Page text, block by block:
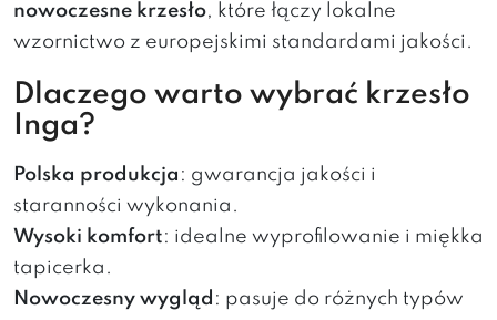
nowoczesne krzesło, które łączy lokalne
wzornictwo z europejskimi standardami jakości.
Dlaczego warto wybrać krzesło
Inga?
Polska produkcja : gwarancja jakości i
staranności wykonania.
Wysoki komfort: idealne wyprofilowanie i miękka
tapicerka.
Nowoczesny wygląd : pasuje do różnych typów